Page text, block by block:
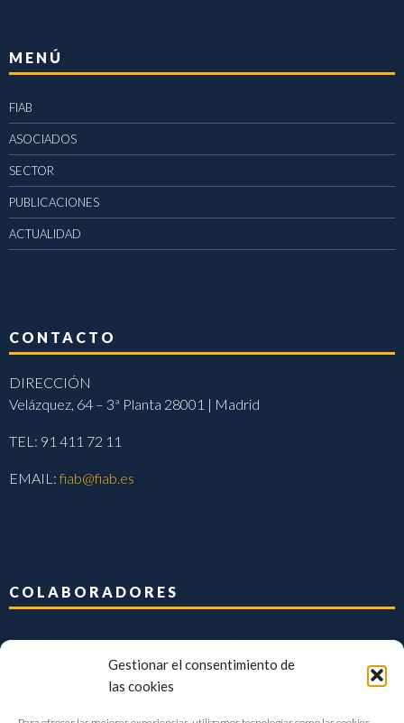
Gestionar el consentimiento de
las cookies
MENÚ
FIAB
ASOCIADOS
SECTOR
PUBLICACIONES
ACTUALIDAD
CONTACTO
DIRECCIÓN
Velázquez, 64 – 3ª Planta 28001 | Madrid
TEL: 91 411 72 11
EMAIL:fiab@fiab.es
COLABORADORES